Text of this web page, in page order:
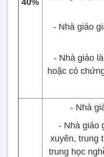
40%
- Nhà giáo
- Nhà giáo
hoặc có
- Nhà
- Nhà giáo
xuyên, trung
trung học